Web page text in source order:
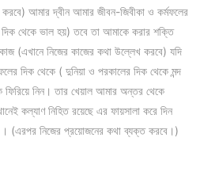
আমার দ্বীন আমার জীবন-জিবীকা ও কর্মফলের
থেকে ভাল হয়) তবে তা আমাকে করার শক্তি
(এখানে নিজের কাজের কথা উল্লেখ করবে) যদি
দিক থেকে ( দুনিয়া ও পরকালের দিক থেকে মন্দ
নিন। তার খেয়াল আমার অন্তর থেকে
কল্যাণ নিহিত রয়েছে এর ফায়সালা করে দিন
(এরপর নিজের প্রয়োজনের কথা ব্যক্ত করবে।)